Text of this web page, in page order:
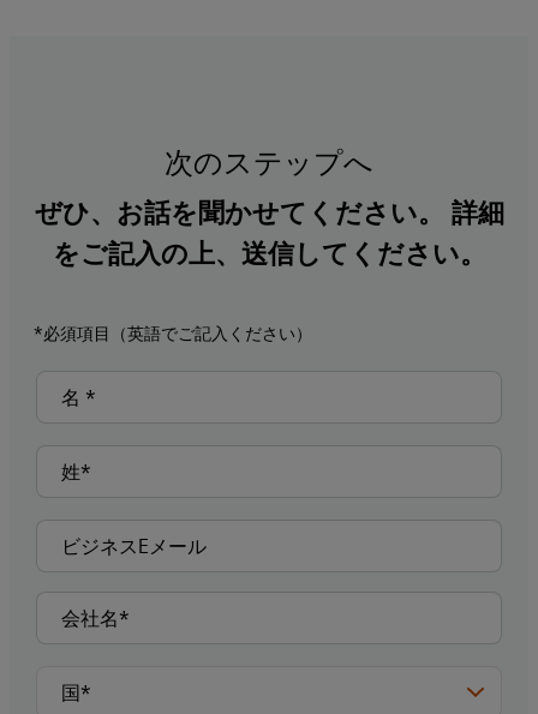
次のステップへ
ぜひ、お話を聞かせてください。 詳細
をご記入の上、送信してください。
*必須項目（英語でご記入ください）